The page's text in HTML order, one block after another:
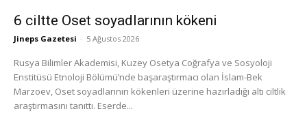
6 ciltte Oset soyadlarının kökeni
Jineps Gazetesi - 5 Ağustos 2026
Rusya Bilimler Akademisi, Kuzey Osetya Coğrafya ve Sosyoloji
Enstitüsü Etnoloji Bölümü’nde başaraştırmacı olan İslam-Bek
Marzoev, Oset soyadlarının kökenleri üzerine hazırladığı altı ciltlik
araştırmasını tanıttı. Eserde...